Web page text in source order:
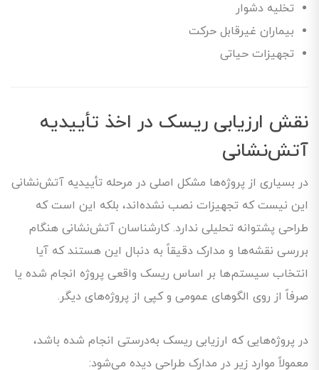
تخلیه دشوار
بیماران غیرقابل حرکت
تجهیزات حیاتی
نقش ارزیابی ریسک در اخذ تأییدیه
آتش‌نشانی
در بسیاری از پروژه‌ها مشکل اصلی در مرحله تأییدیه آتش‌نشانی
این نیست که تجهیزات نصب نشده‌اند، بلکه این است که
طراحی پشتوانه تحلیلی ندارد. کارشناسان آتش‌نشانی هنگام
بررسی نقشه‌ها و مدارک دقیقاً به دنبال این هستند که آیا
انتخاب سیستم‌ها بر اساس ریسک واقعی پروژه انجام شده یا
صرفاً از روی الگوهای عمومی و کپی از پروژه‌های دیگر.
در پروژه‌هایی که ارزیابی ریسک به‌درستی انجام شده باشد،
معمولاً موارد زیر در مدارک طراحی دیده می‌شود: